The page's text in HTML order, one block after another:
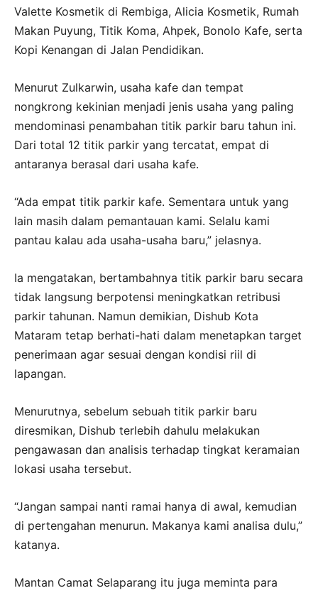
Valette Kosmetik di Rembiga, Alicia Kosmetik, Rumah
Makan Puyung, Titik Koma, Ahpek, Bonolo Kafe, serta
Kopi Kenangan di Jalan Pendidikan.
Menurut Zulkarwin, usaha kafe dan tempat
nongkrong kekinian menjadi jenis usaha yang paling
mendominasi penambahan titik parkir baru tahun ini.
Dari total 12 titik parkir yang tercatat, empat di
antaranya berasal dari usaha kafe.
“Ada empat titik parkir kafe. Sementara untuk yang
lain masih dalam pemantauan kami. Selalu kami
pantau kalau ada usaha-usaha baru,” jelasnya.
Ia mengatakan, bertambahnya titik parkir baru secara
tidak langsung berpotensi meningkatkan retribusi
parkir tahunan. Namun demikian, Dishub Kota
Mataram tetap berhati-hati dalam menetapkan target
penerimaan agar sesuai dengan kondisi riil di
lapangan.
Menurutnya, sebelum sebuah titik parkir baru
diresmikan, Dishub terlebih dahulu melakukan
pengawasan dan analisis terhadap tingkat keramaian
lokasi usaha tersebut.
“Jangan sampai nanti ramai hanya di awal, kemudian
di pertengahan menurun. Makanya kami analisa dulu,”
katanya.
Mantan Camat Selaparang itu juga meminta para